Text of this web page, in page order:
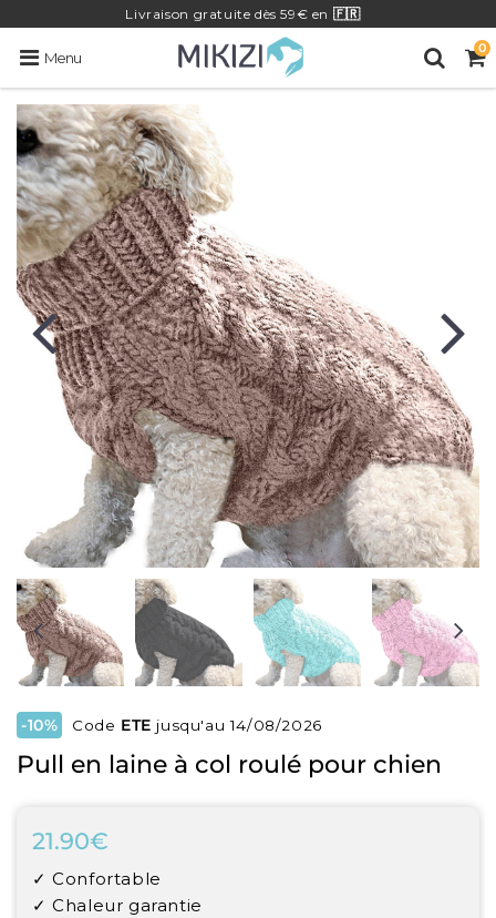
Livraison gratuite dès 59€ en 🇫🇷
Menu
0
-10% Code ETE jusqu'au 14/08/2026
Pull en laine à col roulé pour chien
21.90€
Unit
price
✓ Confortable
✓ Chaleur garantie